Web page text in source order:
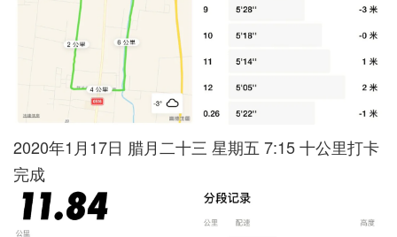
2020年1月17日 腊月二十三 星期五 7:15 十公里打卡
完成